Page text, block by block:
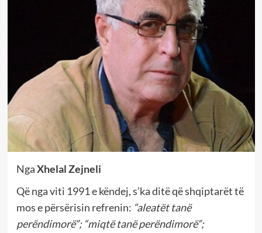
NgaXhelal Zejneli
Që nga viti 1991 e këndej, s’ka ditë që shqiptarët të
mos e përsërisin refrenin: “aleatët tanë
perëndimorë”; “miqtë tanë perëndimorë”;